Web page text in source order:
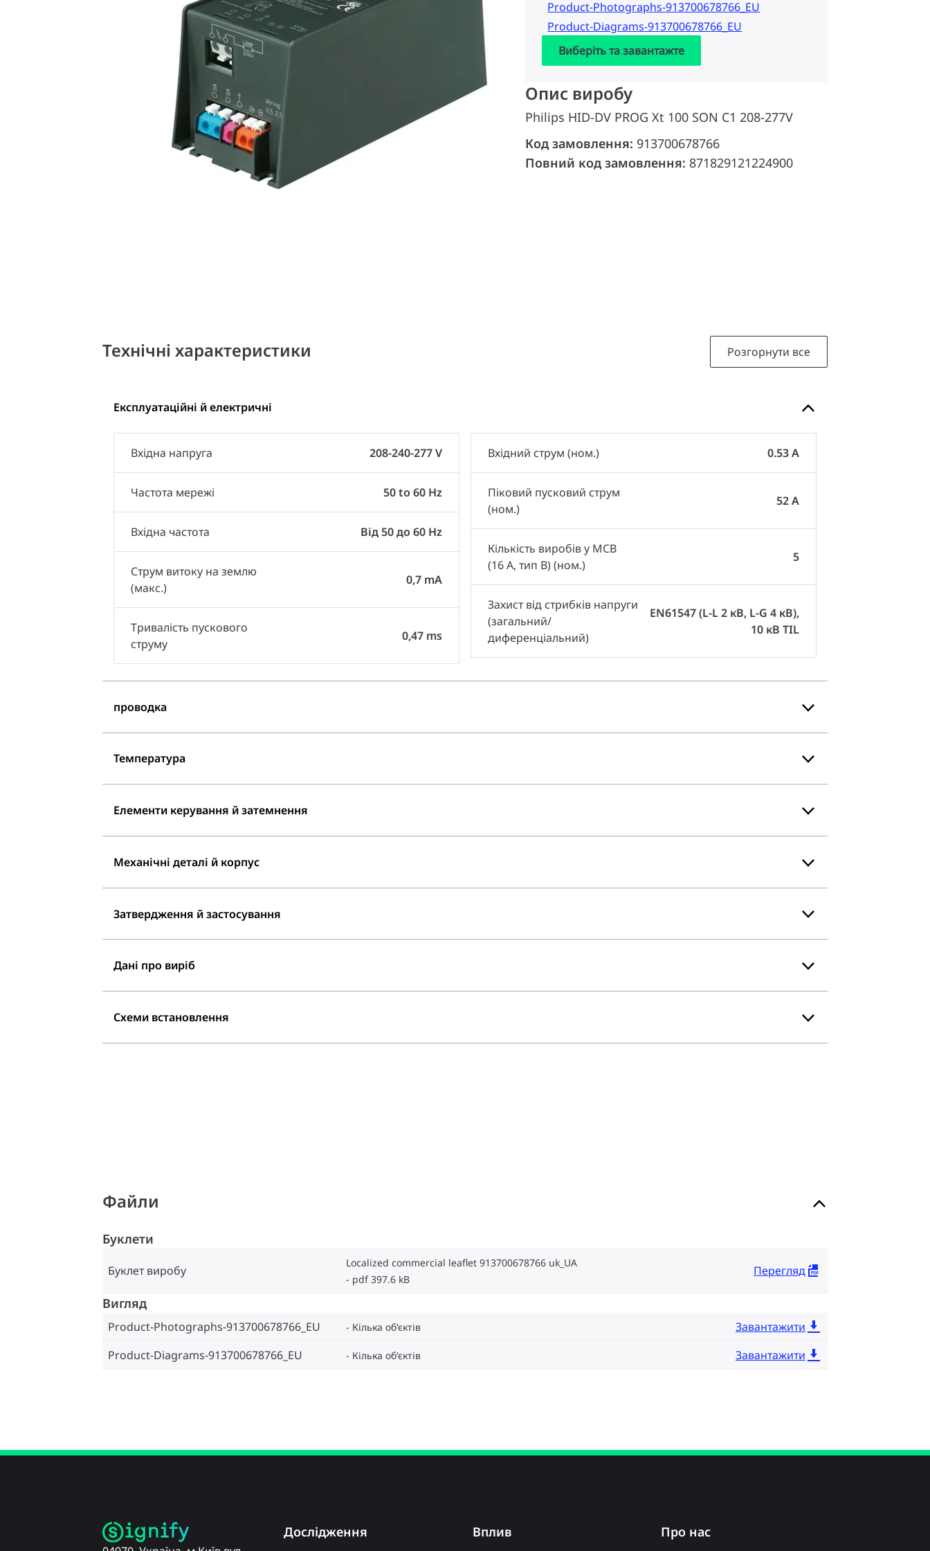
Product-Photographs-913700678766_EU
Product-Diagrams-913700678766_EU
Виберіть та завантажте
Опис виробу
Philips HID-DV PROG Xt 100 SON C1 208-277V
Код замовлення: 913700678766
Повний код замовлення: 871829121224900
Технічні характеристики Розгорнути все
Експлуатаційні й електричні
Вхідна напруга 208-240-277 V
Частота мережі 50 to 60 Hz
Вхідна частота Від 50 до 60 Hz
Струм витоку на землю
(макс.)
0,7 mA
Тривалість пускового
струму
0,47 ms
Вхідний струм (ном.) 0.53 A
Піковий пусковий струм
(ном.)
52 A
Кількість виробів у MCB
(16 А, тип B) (ном.)
5
Захист від стрибків напруги
(загальний/
диференціальний)
EN61547 (L-L 2 кВ, L-G 4 кВ),
10 кВ TIL
проводка
Температура
Елементи керування й затемнення
Механічні деталі й корпус
Затвердження й застосування
Дані про виріб
Схеми встановлення
Файли
Буклети
Буклет виробу
Localized commercial leaflet 913700678766 uk_UA
pdf 397.6 kB
Перегляд
Вигляд
Product-Photographs-913700678766_EU Кілька об‘єктів
Завантажити
Product-Diagrams-913700678766_EU
Кілька об‘єктів Завантажити
Дослідження Вплив Про нас